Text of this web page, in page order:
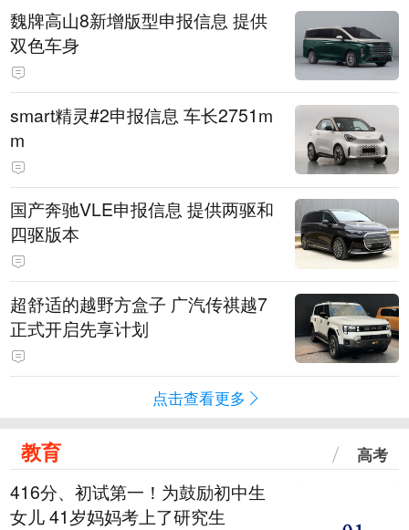
魏牌高山8新增版型申报信息 提供
双色车身
smart精灵#2申报信息 车长2751m
m
国产奔驰VLE申报信息 提供两驱和
四驱版本
超舒适的越野方盒子 广汽传祺越7
正式开启先享计划
点击查看更多
教育 高考
416分、初试第一！为鼓励初中生
女儿 41岁妈妈考上了研究生